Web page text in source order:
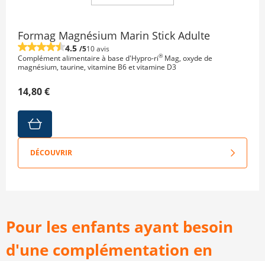
Formag Magnésium Marin Stick Adulte
4.5 /510 avis
Complément alimentaire à base d'Hypro-ri® Mag, oxyde de
magnésium, taurine, vitamine B6 et vitamine D3
14,80 €
DÉCOUVRIR
Pour les enfants ayant besoin
d'une complémentation en